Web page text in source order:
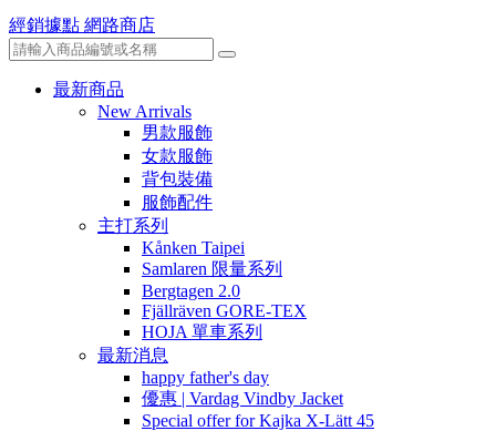
經銷據點 網路商店
最新商品
New Arrivals
男款服飾
女款服飾
背包裝備
服飾配件
主打系列
Kånken Taipei
Samlaren 限量系列
Bergtagen 2.0
Fjällräven GORE-TEX
HOJA 單車系列
最新消息
happy father's day
優惠 | Vardag Vindby Jacket
Special offer for Kajka X-Lätt 45